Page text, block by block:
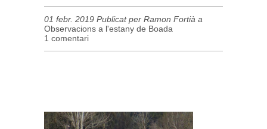
01 febr. 2019 Publicat per Ramon Fortià a
Observacions a l'estany de Boada
1 comentari